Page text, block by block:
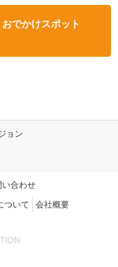
でかけスポット
ョン
い合わせ
ついて 会社概要